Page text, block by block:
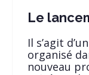
Le
Il s’agit d’un
organisé
nouveau